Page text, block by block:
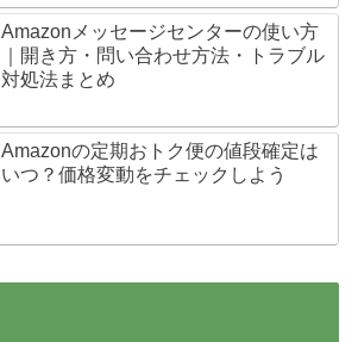
Amazonメッセージセンターの使い方
｜開き方・問い合わせ方法・トラブル
対処法まとめ
Amazonの定期おトク便の値段確定は
いつ？価格変動をチェックしよう